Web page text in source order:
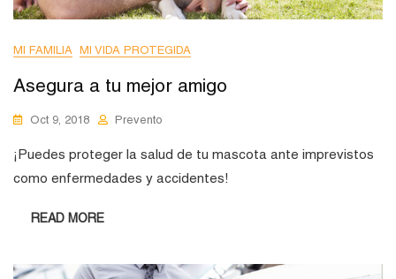
MI FAMILIA MI VIDA PROTEGIDA
Asegura a tu mejor amigo
Oct 9, 2018 Prevento
¡Puedes proteger la salud de tu mascota ante imprevistos
como enfermedades y accidentes!
READ MORE